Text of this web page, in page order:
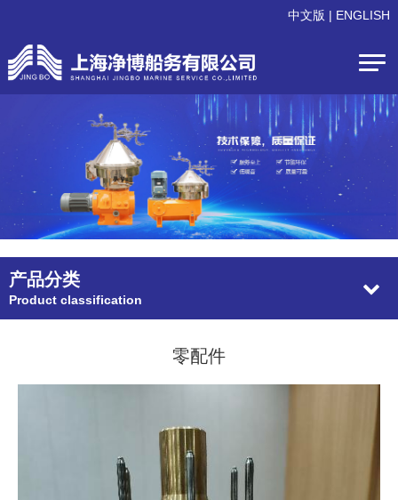
中文版 | ENGLISH
产品分类
Product classification
零配件